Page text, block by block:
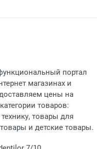
портал
магазинах и
цены на
товаров:
товары для
и детские товары.